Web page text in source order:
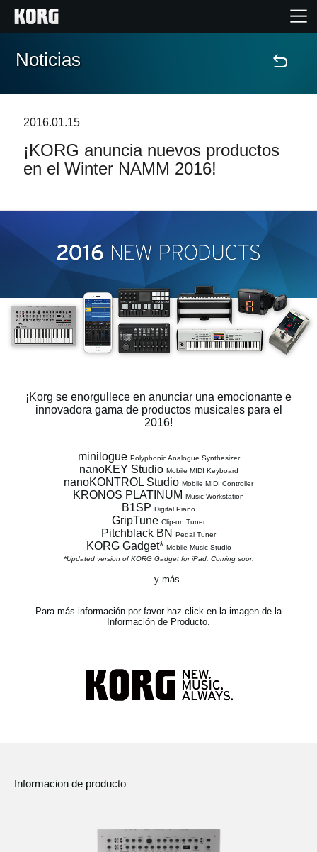
Inicio
Características
Localizador de Tiendas
Noticias
Ubicación
Noticias
2016.01.15
¡KORG anuncia nuevos productos
en el Winter NAMM 2016!
¡Korg se enorgullece en anunciar una emocionante e
innovadora gama de productos musicales para el
2016!
minilogue Polyphonic Analogue Synthesizer
nanoKEY Studio Mobile MIDI Keyboard
nanoKONTROL Studio Mobile MIDI Controller
KRONOS PLATINUM Music Workstation
B1SP Digital Piano
GripTune Clip-on Tuner
Pitchblack BN Pedal Tuner
KORG Gadget* Mobile Music Studio
*Updated version of KORG Gadget for iPad. Coming soon
...... y más.
Para más información por favor haz click en la imagen de la
Información de Producto.
Informacion de producto